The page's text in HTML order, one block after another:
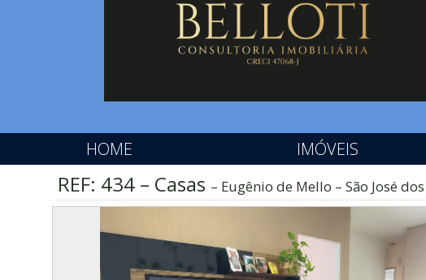
HOME IMÓVEIS
REF: 434 – Casas Eugênio de Mello – São José